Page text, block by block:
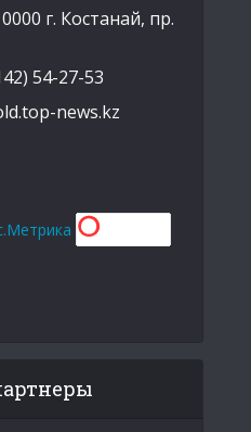
г. Костанай, пр.
54-27-53
news.kz